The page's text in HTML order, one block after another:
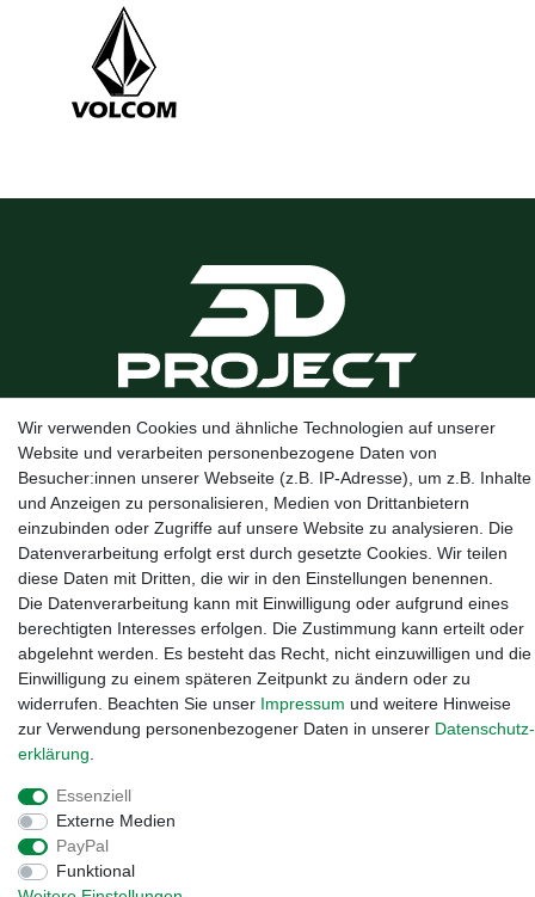
Kanalstraße 5, 95444 Bayreuth·0921 / 50753020· info@3dproject-
bayreuth.de
Widerrufs­recht
Wir verwenden Cookies und ähnliche Technologien auf unserer
Website und verarbeiten personenbezogene Daten von
Besucher:innen unserer Webseite (z.B. IP-Adresse), um z.B. Inhalte
und Anzeigen zu personalisieren, Medien von Drittanbietern
einzubinden oder Zugriffe auf unsere Website zu analysieren. Die
Datenverarbeitung erfolgt erst durch gesetzte Cookies. Wir teilen
diese Daten mit Dritten, die wir in den Einstellungen benennen.
Die Datenverarbeitung kann mit Einwilligung oder aufgrund eines
berechtigten Interesses erfolgen. Die Zustimmung kann erteilt oder
abgelehnt werden. Es besteht das Recht, nicht einzuwilligen und die
Einwilligung zu einem späteren Zeitpunkt zu ändern oder zu
widerrufen. Beachten Sie unser Impressum und weitere Hinweise
zur Verwendung personenbezogener Daten in unserer Daten­schutz­
erklärung
Essenziell
Externe Medien
PayPal
Funktional